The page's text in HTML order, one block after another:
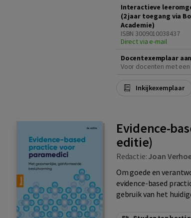
Interactieve
(2 jaar toegang via
Academie)
ISBN 3009010038437
Direct via e-mail
Docentexemplaar
Voor docenten met
Inkijkexemplaar
Evidence-
editie)
Redactie: Joan
Om goede en
evidence-based
gebruik van het